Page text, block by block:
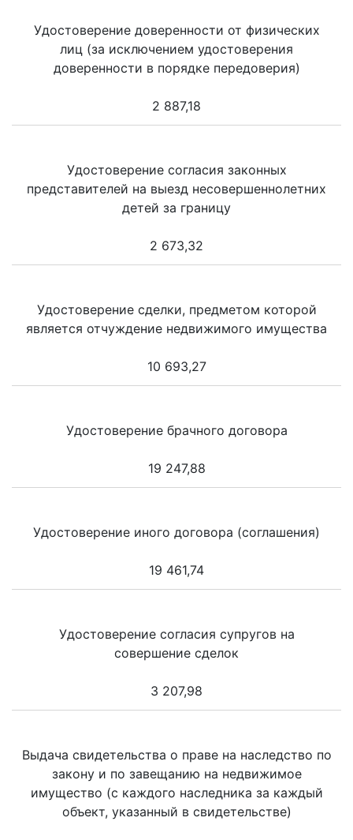
Удостоверение доверенности от физических
лиц (за исключением удостоверения
доверенности в порядке передоверия)
2 887,18
Удостоверение согласия законных
представителей на выезд несовершеннолетних
детей за границу
2 673,32
Удостоверение сделки, предметом которой
является отчуждение недвижимого имущества
10 693,27
Удостоверение брачного договора
19 247,88
Удостоверение иного договора (соглашения)
19 461,74
Удостоверение согласия супругов на
совершение сделок
3 207,98
Выдача свидетельства о праве на наследство по
закону и по завещанию на недвижимое
имущество (с каждого наследника за каждый
объект, указанный в свидетельстве)